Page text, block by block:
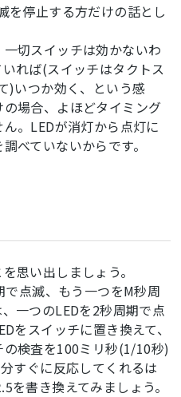
を停止する方だけの話とし
切スイッチは効かないわ
れば(スイッチはタクトス
)いつか効く、という感
場合、よほどタイミング
。LEDが消灯から点灯に
べていないからです。
思い出しましょう。
点滅、もう一つをM秒周
一つのLEDを2秒周期で点
をスイッチに置き換えて、
検査を100ミリ秒(1/10秒)
すぐに反応してくれるは
書き換えてみましょう。